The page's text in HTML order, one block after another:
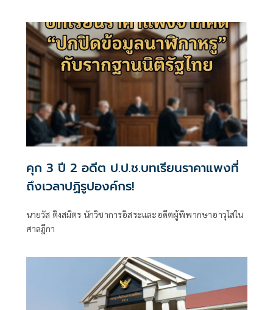
คุก 3 ปี 2 อดีต ป.ป.ช.บทเรียนราคาแพงที่
ถึงเวลาปฏิรูปองค์กร!
นายวัส ติงสมิตร นักวิชาการอิสระและอดีตผู้พิพากษาอาวุโสใน
ศาลฎีกา